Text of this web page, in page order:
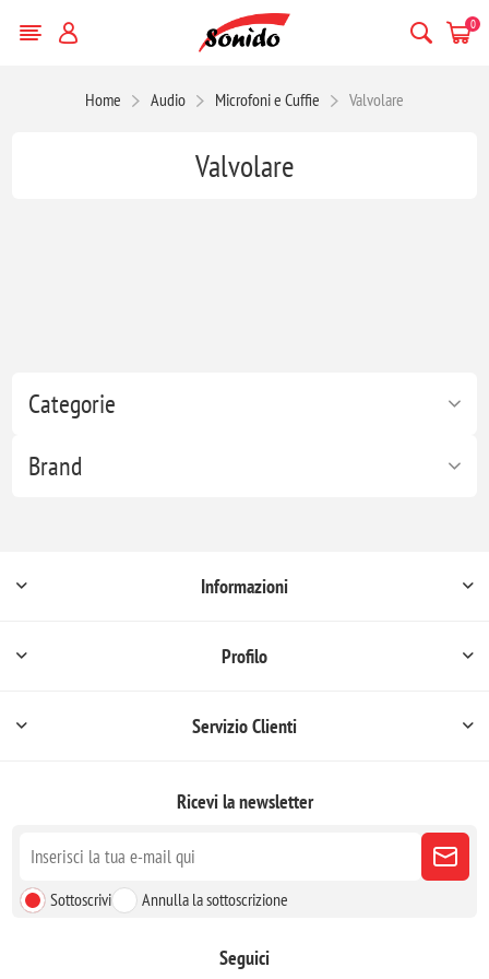
0
Home Audio Microfoni e Cuffie Valvolare
Categorie
Brand
Valvolare
Informazioni
Profilo
Servizio Clienti
Ricevi la newsletter
Sottoscrivi Annulla la sottoscrizione
Seguici